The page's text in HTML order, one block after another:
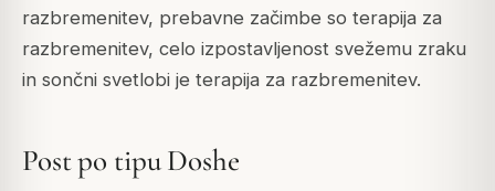
razbremenitev, prebavne začimbe so terapija za
razbremenitev, celo izpostavljenost svežemu zraku
in sončni svetlobi je terapija za razbremenitev.
Post po tipu Doshe